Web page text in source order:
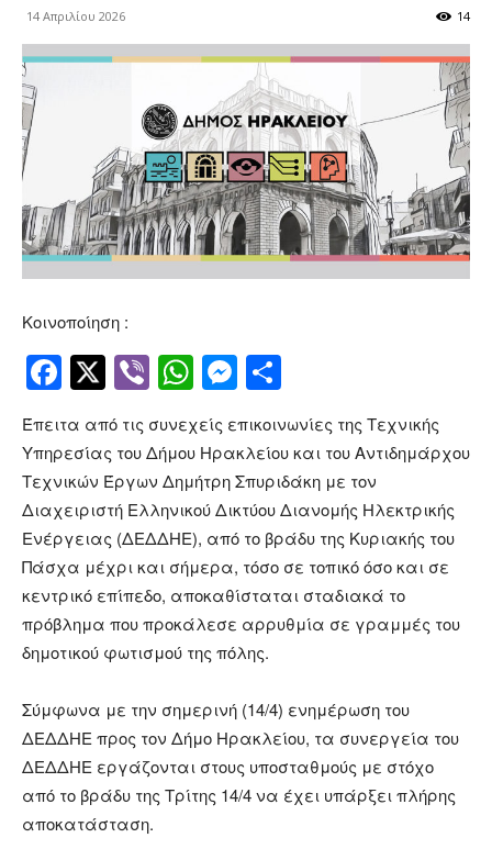
14 Απριλίου 2026 14
Κοινοποίηση :
Facebook
Twitter
ViberWhatsApp
Messenger
Έπειτα από τις συνεχείς επικοινωνίες της Τεχνικής
Υπηρεσίας του Δήμου Ηρακλείου και του Αντιδημάρχου
Τεχνικών Έργων Δημήτρη Σπυριδάκη με τον
Διαχειριστή Ελληνικού Δικτύου Διανομής Ηλεκτρικής
Ενέργειας (ΔΕΔΔΗΕ), από το βράδυ της Κυριακής του
Πάσχα μέχρι και σήμερα, τόσο σε τοπικό όσο και σε
κεντρικό επίπεδο, αποκαθίσταται σταδιακά το
πρόβλημα που προκάλεσε αρρυθμία σε γραμμές του
δημοτικού φωτισμού της πόλης.
Σύμφωνα με την σημερινή (14/4) ενημέρωση του
ΔΕΔΔΗΕ προς τον Δήμο Ηρακλείου, τα συνεργεία του
ΔΕΔΔΗΕ εργάζονται στους υποσταθμούς με στόχο
από το βράδυ της Τρίτης 14/4 να έχει υπάρξει πλήρης
αποκατάσταση.